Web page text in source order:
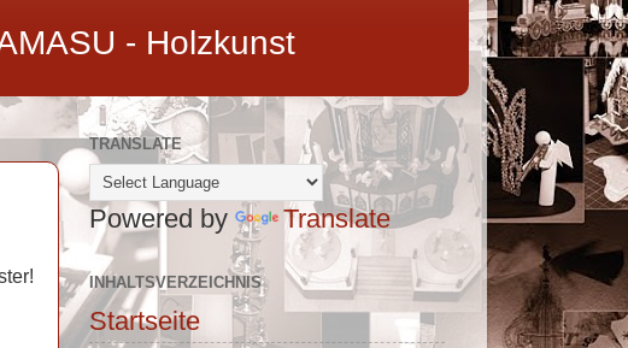
- Holzkunst
TRANSLATE
Powered by Translate
INHALTSVERZEICHNIS
Startseite